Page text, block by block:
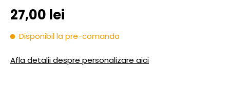
Pret initial
27,00 lei
Disponibil la pre-comanda
Afla detalii despre personalizare aici